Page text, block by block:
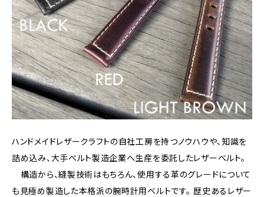
ハンドメイドレザークラフトの自社工房を持つノウハウや、知識を
詰め込み、大手ベルト製造企業へ生産を委託したレザーベルト。
構造から、縫製技術はもちろん、使用する革のグレードについて
も見極め製造した本格派の腕時計用ベルトです。 歴史あるレザー